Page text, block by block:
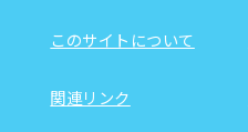
このサイトについて
関連リンク